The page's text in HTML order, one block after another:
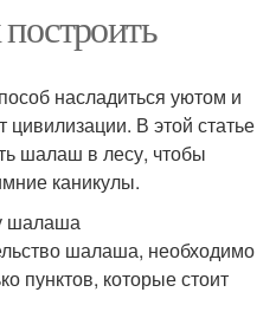
насладиться уютом и
В этой статье
шалаш в лесу, чтобы
каникулы.
шалаша
шалаша, необходимо
пунктов, которые стоит